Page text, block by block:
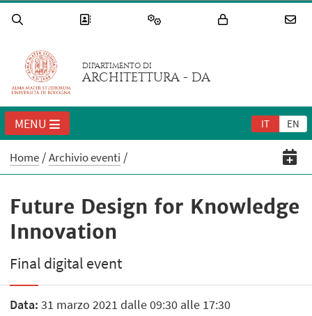
DIPARTIMENTO DI
ARCHITETTURA - DA
IT EN
MENU
Home Archivio eventi
Future Design for Knowledge
Innovation
Final digital event
Data: 31 marzo 2021 dalle 09:30 alle 17:30